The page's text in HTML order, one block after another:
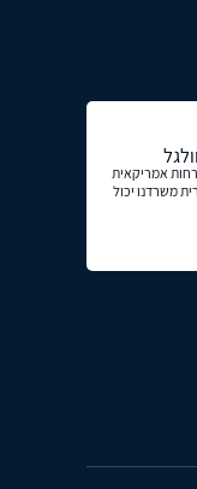
אמריקאית
משרדנו יכול